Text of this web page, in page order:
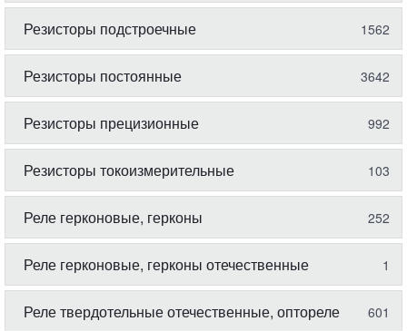
Резисторы подстроечные 1562
Резисторы постоянные 3642
Резисторы прецизионные 992
Резисторы токоизмерительные 103
Реле герконовые, герконы 252
Реле герконовые, герконы отечественные 1
Реле твердотельные отечественные, оптореле 601